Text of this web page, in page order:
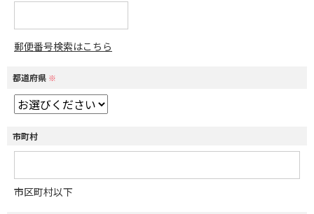
郵便番号検索はこちら
都道府県 ※
市町村
市区町村以下